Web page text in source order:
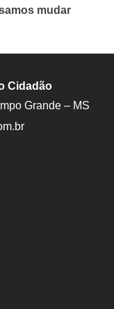
mudar
Cidadão
Grande – MS